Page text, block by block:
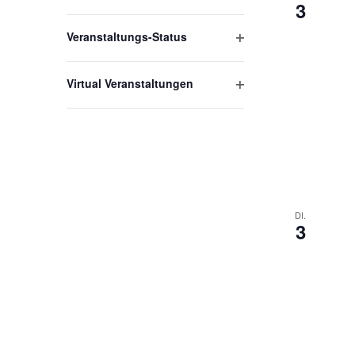
Veranstaltungs-Status
Virtual Veranstaltungen
3
DI.
3